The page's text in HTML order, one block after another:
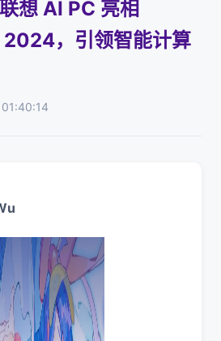
想 AI PC 亮相
，引领智能计算